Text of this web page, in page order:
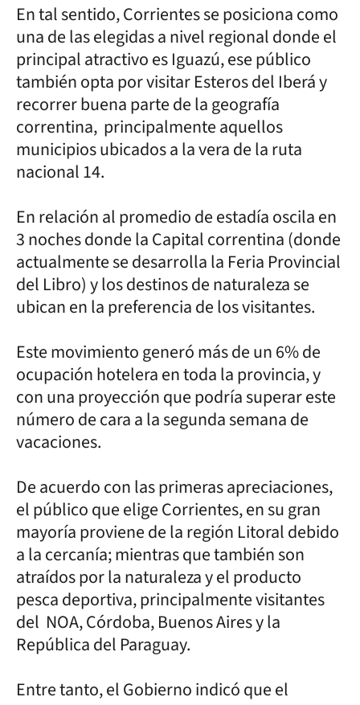
En tal sentido, Corrientes se posiciona como
una de las elegidas a nivel regional donde el
principal atractivo es Iguazú, ese público
también opta por visitar Esteros del Iberá y
recorrer buena parte de la geografía
correntina, principalmente aquellos
municipios ubicados a la vera de la ruta
nacional 14.
En relación al promedio de estadía oscila en
3 noches donde la Capital correntina (donde
actualmente se desarrolla la Feria Provincial
del Libro) y los destinos de naturaleza se
ubican en la preferencia de los visitantes.
Este movimiento generó más de un 6% de
ocupación hotelera en toda la provincia, y
con una proyección que podría superar este
número de cara a la segunda semana de
vacaciones.
De acuerdo con las primeras apreciaciones,
el público que elige Corrientes, en su gran
mayoría proviene de la región Litoral debido
a la cercanía; mientras que también son
atraídos por la naturaleza y el producto
pesca deportiva, principalmente visitantes
del NOA, Córdoba, Buenos Aires y la
República del Paraguay.
Entre tanto, el Gobierno indicó que el